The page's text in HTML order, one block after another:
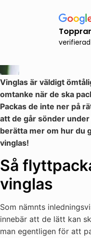
Vinglas är väldigt
omtanke när de ska
Packas de inte ner på
att de går sönder
berätta mer om hur du
vinglas!
Så
vinglas
Som nämnts
innebär att de lätt kan
man egentligen för att